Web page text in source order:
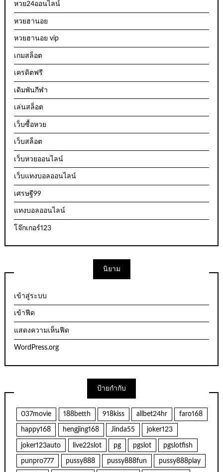
หวย24ออนไลน์
หวยฮานอย
หวยฮานอย vip
เกมสล็อต
เครดิตฟรี
เดิมพันกีฬา
เล่นสล็อต
เว็บซื้อหวย
เว็บสล็อต
เว็บหวยออนไลน์
เว็บแทงบอลออนไลน์
เศรษฐี99
แทงบอลออนไลน์
โจ๊กเกอร์123
นิยาม
เข้าสู่ระบบ
เข้าฟีด
แสดงความเห็นฟีด
WordPress.org
ป้ายกำกับ
037movie 188betth 918kiss allbet24hr faro168
happy168 hengjing168 Jinda55 joker123
joker123auto live22slot pg pgslot pgslotfish
punpro777 pussy888 pussy888fun pussy888play